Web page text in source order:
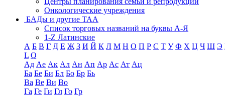
Онкологические учреждения
БАДы и другие ТАА
Список торговых названий на буквы А-Я
1-Z Латинские
А Б В Г Д Е Ж З И Й К Л М Н О П Р С Т У Ф Х Ц Ч Ш Э
L Q
Ад Ае Ак Ал Ан Ап Ар Ас Ат Ац
Ба Бе Би Бл Бо Бр Бь
Ва Ве Ви Во
Га Ге Ги Гл Го Гр